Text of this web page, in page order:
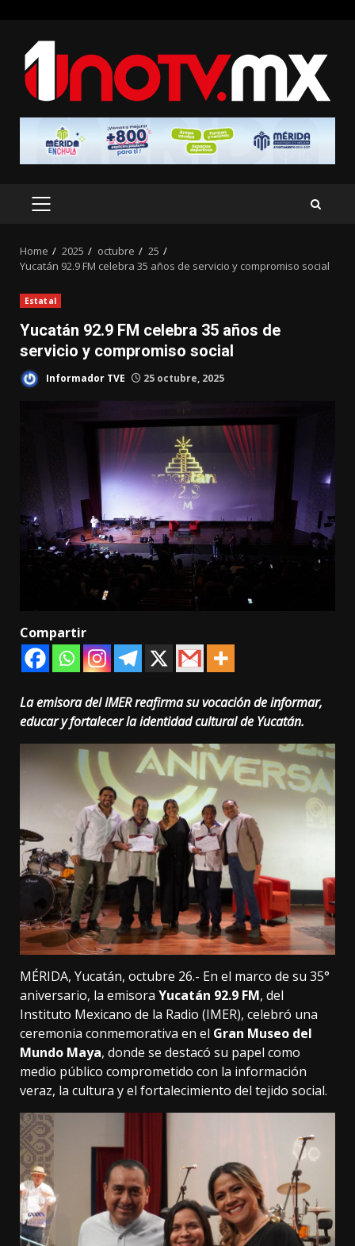
content
PRIMARY
Home 2025 octubre
25
Yucatán 92.9 FM celebra 35 años de servicio y compromiso social
Estatal
Yucatán 92.9 FM celebra 35 años de
servicio y compromiso social
Informador TVE 25 octubre, 2025
Compartir
La emisora del IMER reafirma su vocación de informar,
educar y fortalecer la identidad cultural de Yucatán.
MÉRIDA, Yucatán, octubre 26.- En el marco de su 35°
aniversario, la emisora Yucatán 92.9 FM, del
Instituto Mexicano de la Radio (IMER), celebró una
ceremonia conmemorativa en el Gran Museo del
Mundo Maya, donde se destacó su papel como
medio público comprometido con la información
veraz, la cultura y el fortalecimiento del tejido social.